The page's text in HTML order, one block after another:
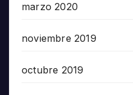
marzo 2020
noviembre 2019
octubre 2019